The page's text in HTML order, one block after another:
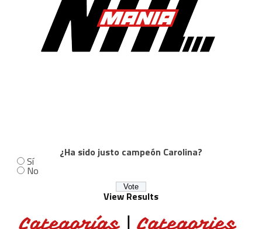
¿Ha sido justo campeón Carolina?
Sí
No
View Results